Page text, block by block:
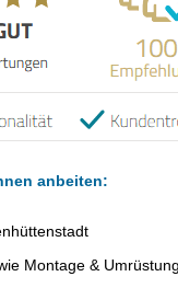
anbeiten:
Montage &